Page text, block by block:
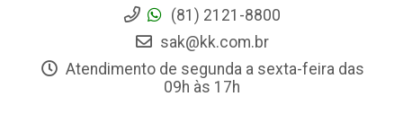
(81) 2121-8800
sak@kk.com.br
Atendimento de segunda a sexta-feira das
09h às 17h